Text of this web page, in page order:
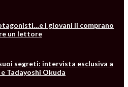
i giovani li comprano
un lettore
segreti: intervista esclusiva a
Tadayoshi Okuda